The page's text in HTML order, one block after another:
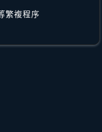
繁複程序